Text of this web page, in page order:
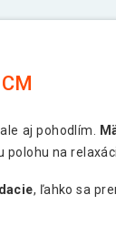
aj pohodlím.
na
, ľahko sa